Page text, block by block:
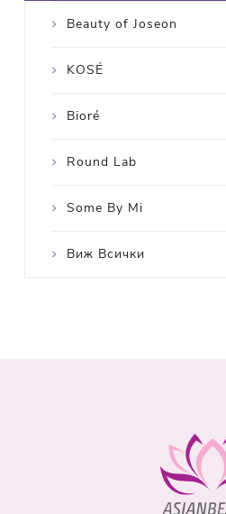
Beauty of Joseon
KOSÉ
Bioré
Round Lab
Some By Mi
Виж Всички